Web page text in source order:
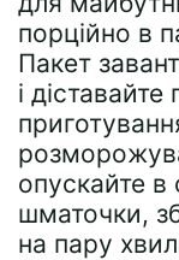
порційно в
Пакет
і
опускайте в
шматочки,
на пару